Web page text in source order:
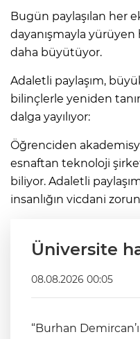
Bugün paylaşılan her
dayanışmayla
daha büyütüyor.
Adaletli paylaşım,
bilinçlerle yeniden
dalga yayılıyor:
Öğrenciden
esnaftan teknoloji
biliyor. Adaletli
insanlığın vicdani
Üniversite
08.08.2026 00:05
“Burhan Demircan’ın